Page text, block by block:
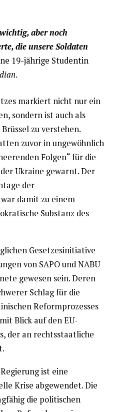
aber noch
die unsere Soldaten
19-jährige Studentin
.
markiert nicht nur ein
sondern ist auch als
zu verstehen.
zuvor in ungewöhnlich
Folgen“ für die
Ukraine gewarnt. Der
der
damit zu einem
Substanz des
Gesetzesinitiative
von SAPO und NABU
gewesen sein. Deren
Schlag für die
Reformprozesses
Blick auf den EU-
der an rechtsstaatliche
ist eine
Krise abgewendet. Die
die politischen